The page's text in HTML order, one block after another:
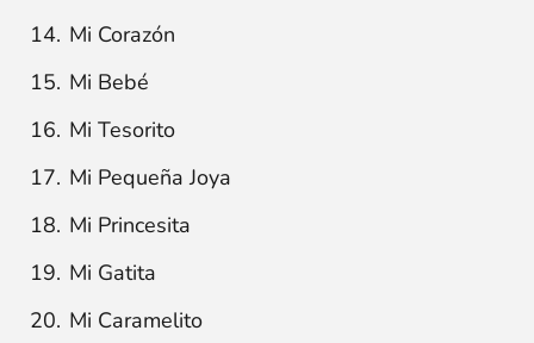
Mi Corazón
Mi Bebé
Mi Tesorito
Mi Pequeña Joya
Mi Princesita
Mi Gatita
Mi Caramelito